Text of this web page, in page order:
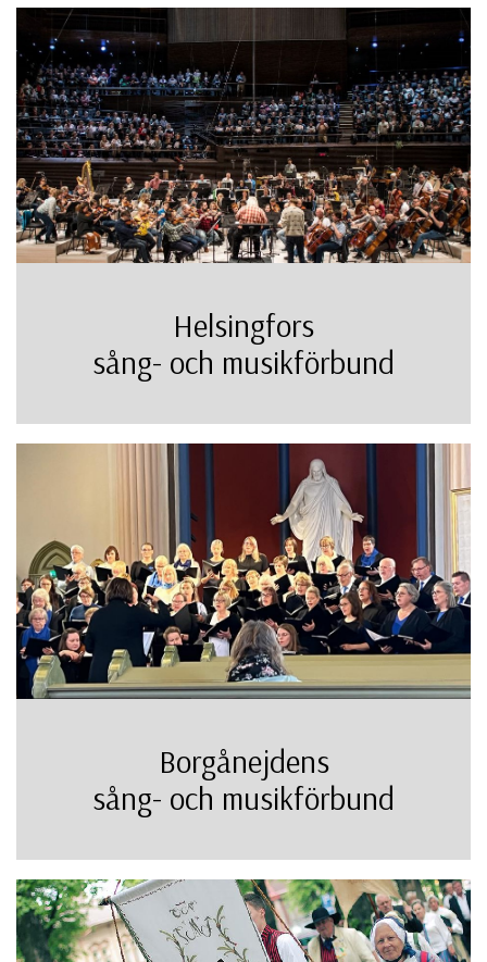
Helsingfors
sång- och musikförbund
Borgånejdens
sång- och musikförbund